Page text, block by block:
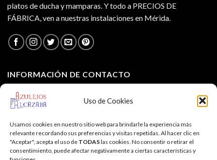
Uso de Cookies
Usamos cookies en nuestro sitio web para brindarle la experiencia más
relevante recordando sus preferencias y visitas repetidas. Al hacer clic en
"Aceptar", acepta el uso de TODASlas cookies. No consentir o retirar el
consentimiento, puede afectar negativamente a ciertas características y
platos de ducha y mamparas. Y todo a PRECIOS DE
FÁBRICA, ven a nuestras instalaciones en Mérida.
INFORMACIÓN DE CONTACTO
Puede ponerse en contacto con nosotros a través de:
Email:azulejosalcazaba@hotmail.com
Web:https://www.azulejosalcazaba.es